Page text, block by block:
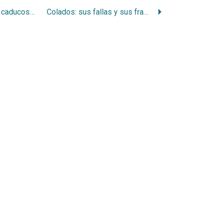
Avulsión de dientes caducos y permanentes jóvenes Colados: sus fallas y sus fracasos. Soluciones